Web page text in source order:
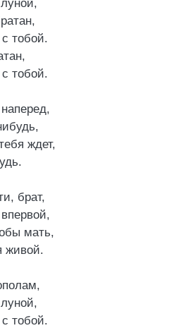
тобой.
тобой.
ждет,
брат,
мать,
живой.
тобой.